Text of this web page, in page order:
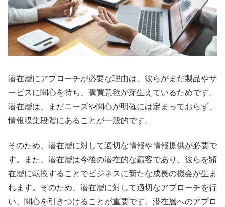
潜在層にアプローチが必要な理由は、彼らがまだ製品やサ
ービスに関心を持ち、購買意欲が芽生えているためです。
潜在層は、まだニーズや関心が明確には定まっておらず、
情報収集段階にあることが一般的です。
そのため、潜在層に対して適切な情報や情報提供が必要で
す。また、潜在層は今後の潜在的な顧客であり、彼らを顕
在層に転換することでビジネスに新たな成長の機会が生ま
れます。そのため、潜在層に対して適切なアプローチを行
い、関心を引きつけることが重要です。潜在層へのアプロ